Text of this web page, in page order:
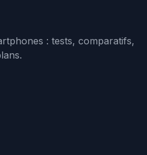
: tests, comparatifs,